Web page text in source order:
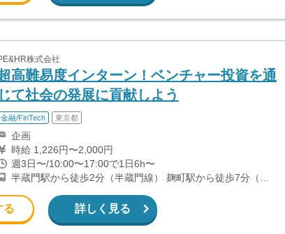
株式会社
高難易度インターン！ベンチャー投資を通
て社会の発展に貢献しよう
金融/FinTech 東京都
企画
時給 1,226円〜2,000円
週3日〜/10:00〜17:00で1日6h〜
半蔵門駅から徒歩2分（半蔵門線） 麹町駅から徒歩7分（有
る 詳しく見る